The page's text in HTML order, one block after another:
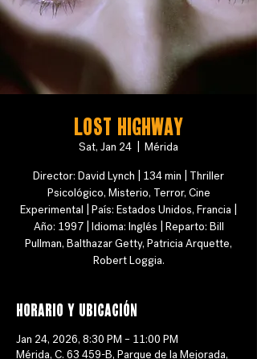
Lost Highway
Sat, Jan 24
Mérida
Director: David Lynch | 134 min | Thriller
Psicológico, Misterio, Terror, Cine
Experimental | País: Estados Unidos, Francia |
Año: 1997 | Idioma: Inglés | Reparto: Bill
Pullman, Balthazar Getty, Patricia Arquette,
Robert Loggia.
Horario y ubicación
Jan 24, 2026, 8:30 PM – 11:00 PM
Mérida, C. 63 459-B, Parque de la Mejorada,